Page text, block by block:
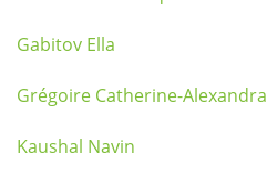
Gabitov Ella
Grégoire Catherine-Alexandra
Kaushal Navin